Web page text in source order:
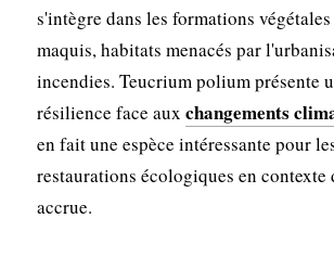
s'intègre dans les formations
maquis, habitats menacés par
incendies. Teucrium polium présente
résilience face aux changements
en fait une espèce intéressante pour
restaurations écologiques en contexte
accrue.